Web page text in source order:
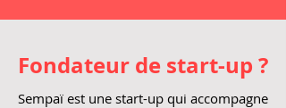
Fondateur de start-up ?
Sempaï est une start-up qui accompagne